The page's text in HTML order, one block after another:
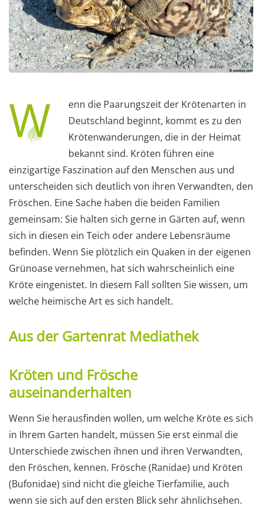
W
enn die Paarungszeit der Krötenarten in
Deutschland beginnt, kommt es zu den
Krötenwanderungen, die in der Heimat
bekannt sind. Kröten führen eine
einzigartige Faszination auf den Menschen aus und
unterscheiden sich deutlich von ihren Verwandten, den
Fröschen. Eine Sache haben die beiden Familien
gemeinsam: Sie halten sich gerne in Gärten auf, wenn
sich in diesen ein Teich oder andere Lebensräume
befinden. Wenn Sie plötzlich ein Quaken in der eigenen
Grünoase vernehmen, hat sich wahrscheinlich eine
Kröte eingenistet. In diesem Fall sollten Sie wissen, um
welche heimische Art es sich handelt.
Aus der Gartenrat Mediathek
Kröten und Frösche
auseinanderhalten
Wenn Sie herausfinden wollen, um welche Kröte es sich
in Ihrem Garten handelt, müssen Sie erst einmal die
Unterschiede zwischen ihnen und ihren Verwandten,
den Fröschen, kennen. Frösche (Ranidae) und Kröten
(Bufonidae) sind nicht die gleiche Tierfamilie, auch
wenn sie sich auf den ersten Blick sehr ähnlichsehen.